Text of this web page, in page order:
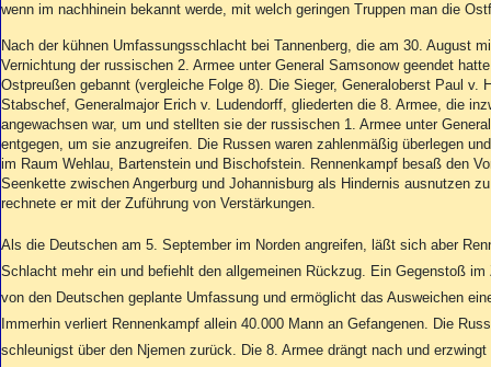
wenn im nachhinein bekannt werde, mit welch geringen Truppen man die
Nach der kühnen Umfassungsschlacht bei Tannenberg, die am 30. August
Vernichtung der russischen 2. Armee unter General Samsonow geendet
Ostpreußen gebannt (vergleiche Folge 8). Die Sieger, Generaloberst Paul v.
Stabschef, Generalmajor Erich v. Ludendorff, gliederten die 8. Armee, die
angewachsen war, um und stellten sie der russischen 1. Armee unter
entgegen, um sie anzugreifen. Die Russen waren zahlenmäßig überlegen
im Raum Wehlau, Bartenstein und Bischofstein. Rennenkampf besaß den
Seenkette zwischen Angerburg und Johannisburg als Hindernis ausnutzen
rechnete er mit der Zuführung von Verstärkungen.
Als die Deutschen am 5. September im Norden angreifen, läßt sich aber
Schlacht mehr ein und befiehlt den allgemeinen Rückzug. Ein Gegenstoß im
von den Deutschen geplante Umfassung und ermöglicht das Ausweichen
Immerhin verliert Rennenkampf allein 40.000 Mann an Gefangenen. Die
schleunigst über den Njemen zurück. Die 8. Armee drängt nach und